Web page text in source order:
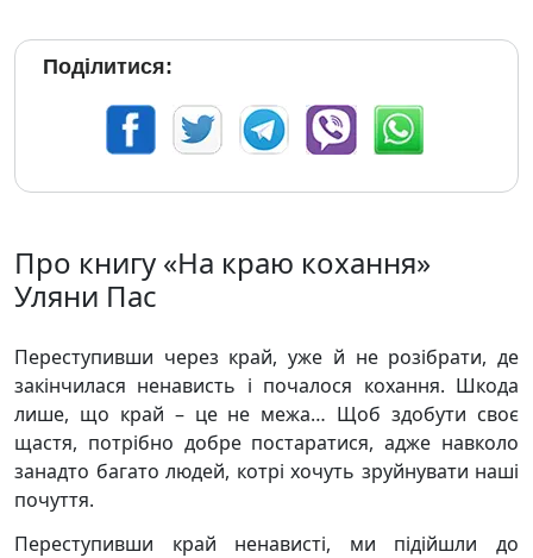
Поділитися:
Про книгу «На краю кохання»
Уляни Пас
Переступивши через край, уже й не розібрати, де
закінчилася ненависть і почалося кохання. Шкода
лише, що край – це не межа… Щоб здобути своє
щастя, потрібно добре постаратися, адже навколо
занадто багато людей, котрі хочуть зруйнувати наші
почуття.
Переступивши край ненависті, ми підійшли до